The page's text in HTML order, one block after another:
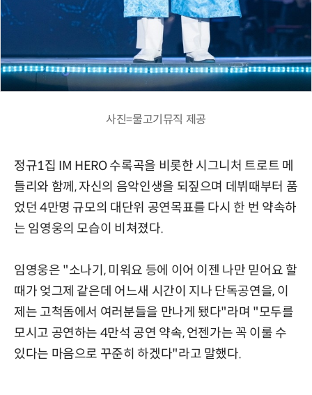
사진=물고기뮤직 제공
정규1집 IM HERO 수록곡을 비롯한 시그니처 트로트 메
들리와 함께, 자신의 음악인생을 되짚으며 데뷔때부터 품
었던 4만명 규모의 대단위 공연목표를 다시 한 번 약속하
는 임영웅의 모습이 비쳐졌다.
임영웅은 "소나기, 미워요 등에 이어 이젠 나만 믿어요 할
때가 엊그제 같은데 어느새 시간이 지나 단독공연을, 이
제는 고척돔에서 여러분들을 만나게 됐다"라며 "모두를
모시고 공연하는 4만석 공연 약속, 언젠가는 꼭 이룰 수
있다는 마음으로 꾸준히 하겠다"라고 말했다.